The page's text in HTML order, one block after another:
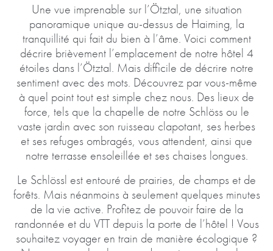
Une vue imprenable sur l’Ötztal, une situation
panoramique unique au-dessus de Haiming, la
tranquillité qui fait du bien à l’âme. Voici comment
décrire brièvement l’emplacement de notre hôtel 4
étoiles dans l’Ötztal. Mais difficile de décrire notre
sentiment avec des mots. Découvrez par vous-même
à quel point tout est simple chez nous. Des lieux de
force, tels que la chapelle de notre Schlöss ou le
vaste jardin avec son ruisseau clapotant, ses herbes
et ses refuges ombragés, vous attendent, ainsi que
notre terrasse ensoleillée et ses chaises longues.
Le Schlössl est entouré de prairies, de champs et de
forêts. Mais néanmoins à seulement quelques minutes
de la vie active. Profitez de pouvoir faire de la
randonnée et du VTT depuis la porte de l’hôtel ! Vous
souhaitez voyager en train de manière écologique ?